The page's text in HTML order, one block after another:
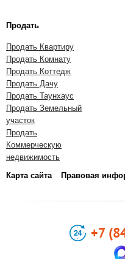
Продать
Продать Квартиру
Продать Комнату
Продать Коттедж
Продать Дачу
Продать Таунхаус
Продать Земельный
участок
Продать
Коммерческую
недвижимость
Карта сайта
Правовая
+7